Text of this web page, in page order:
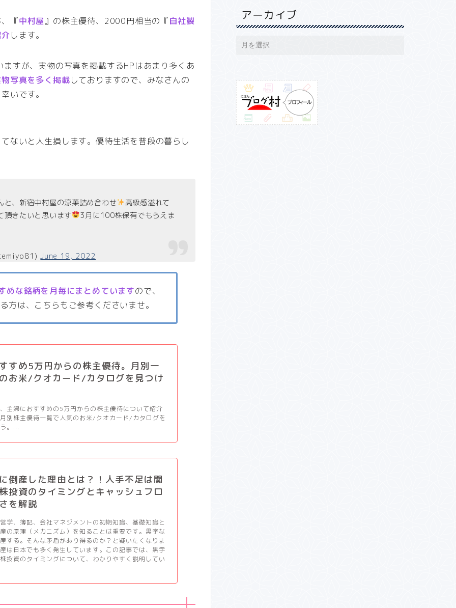
『中村屋』の株主優待、2000円相当の『自社製
します。
すが、実物の写真を掲載するHPはあまり多くあ
写真を多く掲載しておりますので、みなさんの
いです。
ないと人生損します。優待生活を普段の暮らし
と、新宿中村屋の涼菓詰め合わせ
高級感溢れて
頂きたいと思います
3月に100株保有でもらえま
June 19, 2022
めな銘柄を月毎にまとめていますので、
方は、こちらもご参考くださいませ。
すめ5万円からの株主優待。月別一
お米/クオカード/カタログを見つけ
主婦におすすめの5万円からの株主優待について紹介
別株主優待一覧で人気のお米/クオカード/カタログを
。...
倒産した理由とは？！人手不足は関
投資のタイミングとキャッシュフロ
を解説
学、簿記、会社マネジメントの初期知識、基礎知識と
の原理（メカニズム）を知ることは重要です。黒字な
する。そんな矛盾があり得るのか？と疑いたくなりま
は日本でも多く発生しています。この記事では、黒字
投資のタイミングについて、わかりやすく説明してい
アーカイブ